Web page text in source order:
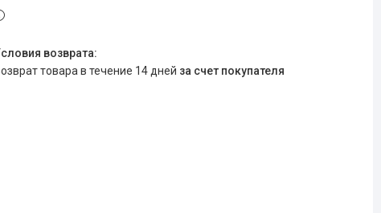
возврат товара в течение 14 дней за счет покупателя